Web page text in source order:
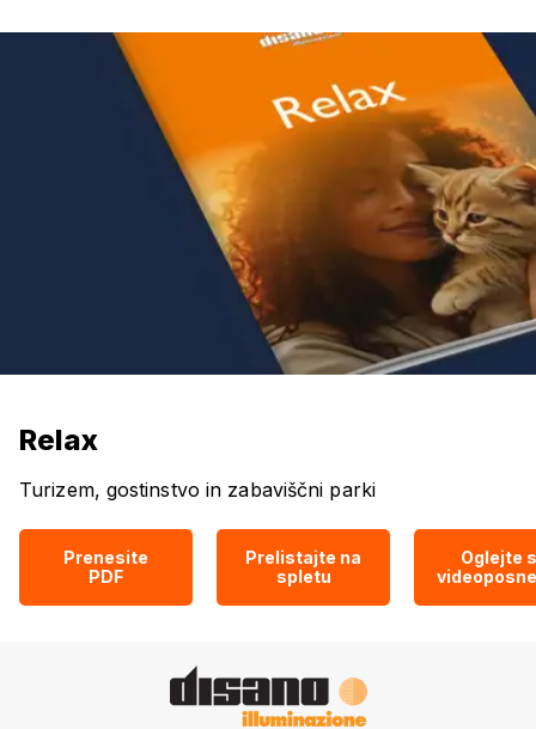
Relax
Turizem, gostinstvo in zabaviščni parki
Prenesite
PDF
Prelistajte na
spletu
Oglejte